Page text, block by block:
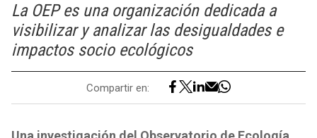
La OEP es una organización dedicada a
visibilizar y analizar las desigualdades e
impactos socio ecológicos
Compartir en: